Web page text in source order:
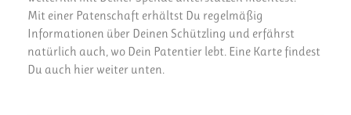
Mit einer Patenschaft erhältst Du regelmäßig
Informationen über Deinen Schützling und erfährst
natürlich auch, wo Dein Patentier lebt. Eine Karte findest
Du auch hier weiter unten.